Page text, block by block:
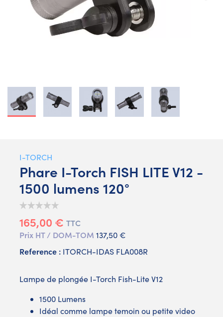
I-TORCH
Phare I-Torch FISH LITE V12 -
1500 lumens 120°
165,00 € TTC
Prix HT / DOM-TOM 137,50 €
Reference : ITORCH-IDAS FLA008R
Lampe de plongée I-Torch Fish-Lite V12
1500 Lumens
Idéal comme lampe temoin ou petite video